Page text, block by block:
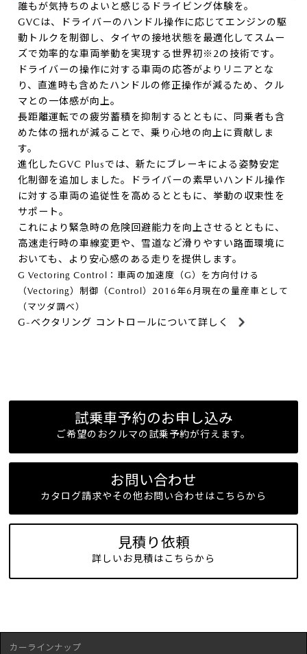
誰もが気持ちのよいと感じるドライビング体験を。
GVCは、ドライバーのハンドル操作に応じてエンジンの駆
動トルクを制御し、タイヤの接地状態を最適化してスムー
ズで効率的な車両挙動を実現する世界初※2の技術です。
ドライバーの操作に対する車両の応答がよりリニアとな
り、直進時も含めたハンドルの修正操作が減るため、クル
マとの一体感が向上。
長距離運転での疲労蓄積を抑制するとともに、同乗者も含
めた体の揺れが減ることで、乗り心地の向上に貢献しま
す。
進化したGVC Plusでは、新たにブレーキによる姿勢安定
化制御を追加しました。ドライバーの素早いハンドル操作
に対する車両の追従性を高めるとともに、挙動の収束性を
サポート。
これにより緊急時の危険回避能力を向上させるとともに、
高速走行時の車線変更や、雪道など滑りやすい路面環境に
おいても、より安心感のある走りを提供します。
G Vectoring Control：車両の加速度（G）を方向付ける
（Vectoring）制御（Control）2016年6月現在の量産車として
（マツダ調べ）
G-ベクタリング コントロールについて詳しく
試乗車予約のお申し込み
ご希望のおクルマの試乗予約が行えます。
お問い合わせ
カタログ請求やその他お問い合わせはこちらから
見積り依頼
詳しいお見積はこちらから
カーラインナップ